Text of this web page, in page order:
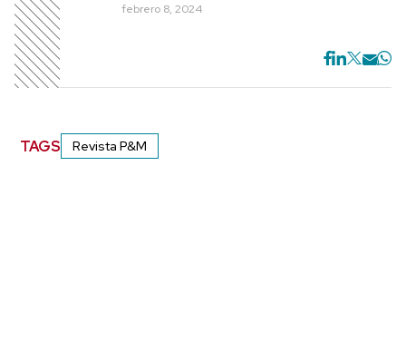
febrero 8, 2024
TAGS Revista P&M